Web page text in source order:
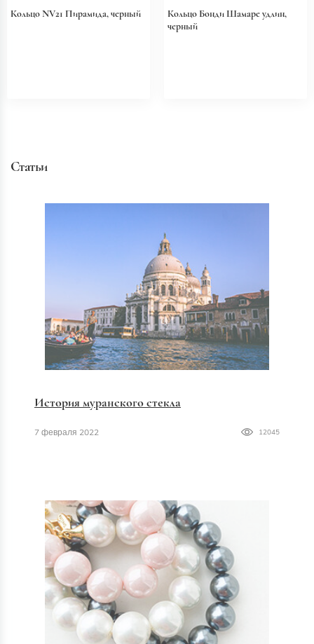
Кольцо NV21 Пирамида, черный
Кольцо Бонди Шамаре удлин,
черный
Статьи
История муранского стекла
7 февраля 2022 12045